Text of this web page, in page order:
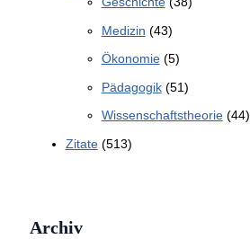
Medizin (43)
Ökonomie(5)
Pädagogik(51)
Wissenschaftstheorie(44)
Zitate(513)
Archiv